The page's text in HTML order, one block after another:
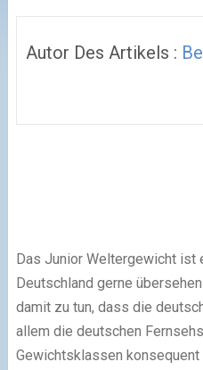
Autor Des Artikels :
Das Junior Weltergewicht ist
Deutschland gerne
damit zu tun, dass die
allem die deutschen
Gewichtsklassen